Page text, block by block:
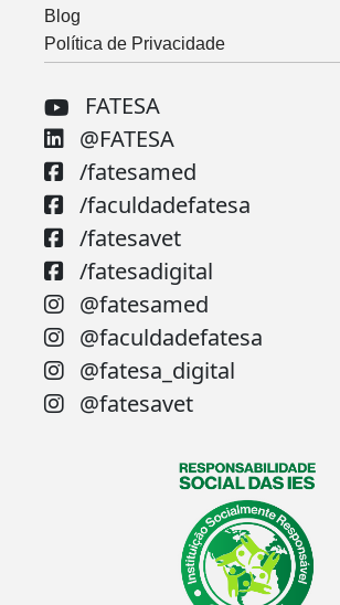
Blog
Política de Privacidade
FATESA
@FATESA
/fatesamed
/faculdadefatesa
/fatesavet
/fatesadigital
@fatesamed
@faculdadefatesa
@fatesa_digital
@fatesavet